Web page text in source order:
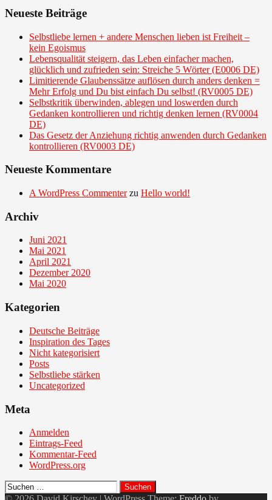
Neueste Beiträge
Selbstliebe lernen + andere Menschen lieben ist Freiheit –
kein Egoismus
Lebensqualität steigern, das Leben einfacher machen,
glücklich und zufrieden sein: Streiche 5 Wörter (E0006 DE)
Limitierende Glaubenssätze auflösen durch anders denken =
Mehr Erfolg und Du bist einfach Du selbst! (RV0005 DE)
Selbstkritik überwinden, ablegen und loswerden durch
Gedanken kontrollieren und richtig denken lernen (RV0004
DE)
Das Gesetz der Anziehung richtig anwenden durch Gedanken
kontrollieren (RV0003 DE)
Neueste Kommentare
A WordPress Commenterzu Hello world!
Archiv
Juni 2021
Mai 2021
April 2021
Dezember 2020
Mai 2020
Kategorien
Deutsche Beiträge
Inspiration des Tages
Nicht kategorisiert
Posts
Selbstliebe stärken
Uncategorized
Meta
Anmelden
Eintrags-Feed
Kommentar-Feed
WordPress.org
Suchen
nach: